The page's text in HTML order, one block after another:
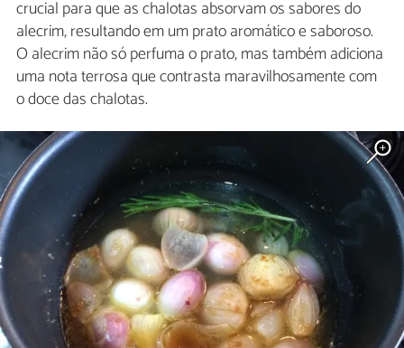
crucial para que as chalotas absorvam os sabores do
alecrim, resultando em um prato aromático e saboroso.
O alecrim não só perfuma o prato, mas também adiciona
uma nota terrosa que contrasta maravilhosamente com
o doce das chalotas.